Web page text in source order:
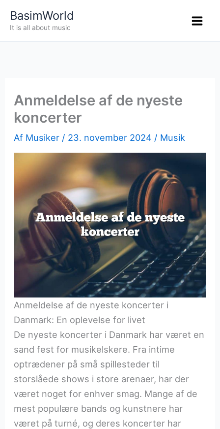
BasimWorld
It is all about music
Anmeldelse af de nyeste
koncerter
Af Musiker / 23. november 2024 / Musik
Anmeldelse af de nyeste koncerter i
Danmark: En oplevelse for livet
De nyeste koncerter i Danmark har været en
sand fest for musikelskere. Fra intime
optrædener på små spillesteder til
storslåede shows i store arenaer, har der
været noget for enhver smag. Mange af de
mest populære bands og kunstnere har
været på turné, og deres koncerter har